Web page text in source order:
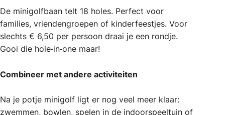
De minigolfbaan telt 18 holes. Perfect voor
families, vriendengroepen of kinderfeestjes. Voor
slechts € 6,50 per persoon draai je een rondje.
Gooi die hole‑in‑one maar!
Combineer met andere activiteiten
Na je potje minigolf ligt er nog veel meer klaar:
zwemmen, bowlen, spelen in de indoorspeeltuin of